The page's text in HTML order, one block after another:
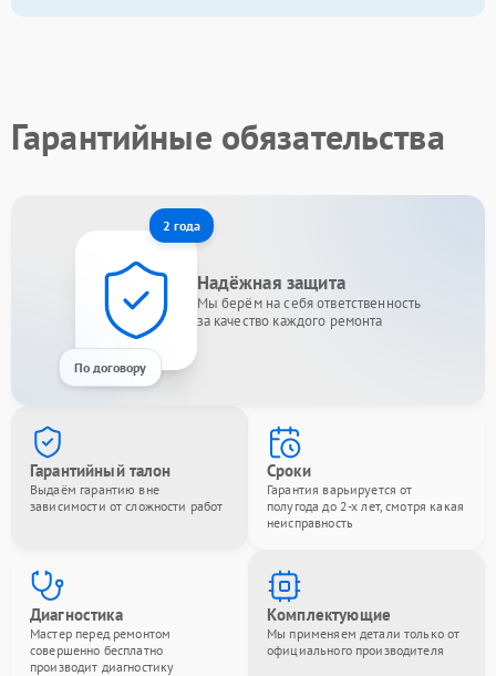
Гарантийные обязательства
2 года
По договору
Надёжная защита
Мы берём на себя ответственность
за качество каждого ремонта
Гарантийный талон
Выдаём гарантию вне
зависимости от сложности работ
Сроки
Гарантия варьируется от
полугода до 2-х лет, смотря какая
неисправность
Диагностика
Мастер перед ремонтом
совершенно бесплатно
производит диагностику
Комплектующие
Мы применяем детали только от
официального производителя